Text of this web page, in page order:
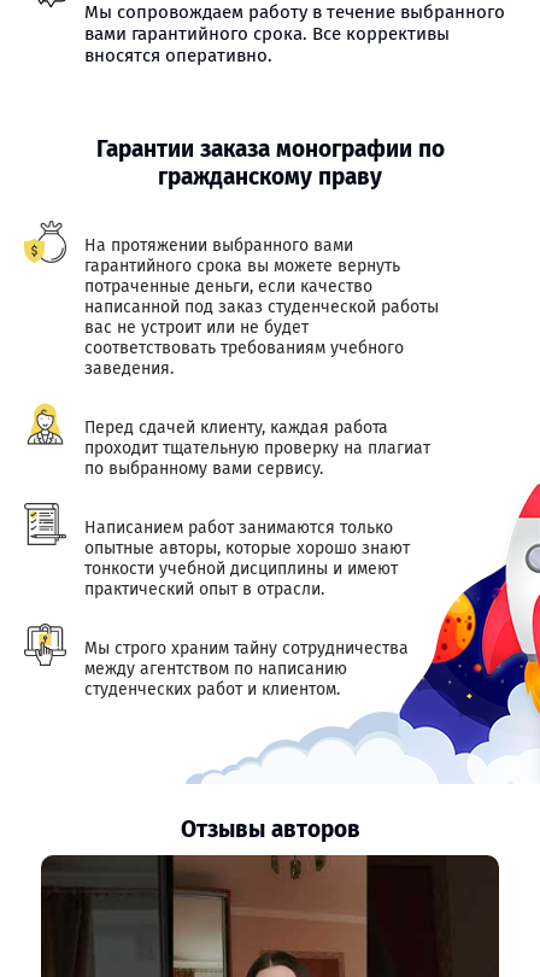
Мы сопровождаем работу в течение выбранного
вами гарантийного срока. Все коррективы
вносятся оперативно.
Гарантии заказа монографии по
гражданскому праву
На протяжении выбранного вами
гарантийного срока вы можете вернуть
потраченные деньги, если качество
написанной под заказ студенческой работы
вас не устроит или не будет
соответствовать требованиям учебного
заведения.
Перед сдачей клиенту, каждая работа
проходит тщательную проверку на плагиат
по выбранному вами сервису.
Написанием работ занимаются только
опытные авторы, которые хорошо знают
тонкости учебной дисциплины и имеют
практический опыт в отрасли.
Мы строго храним тайну сотрудничества
между агентством по написанию
студенческих работ и клиентом.
Отзывы авторов